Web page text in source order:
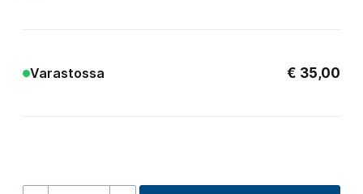
Varastossa € 35,00